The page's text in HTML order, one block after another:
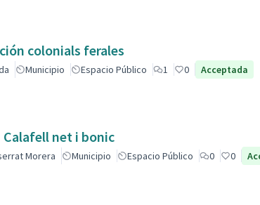
colonials ferales
Municipio Espacio Público 1 0 Acceptada
Calafell net i bonic
Morera Municipio Espacio Público 0 0